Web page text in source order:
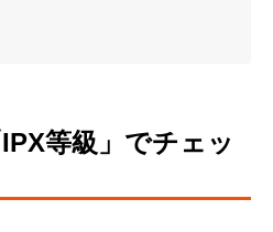
等級」でチェッ